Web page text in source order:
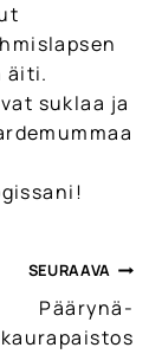
äiti.
suklaa ja
SEURAAVA
Päärynä-
kaurapaistos